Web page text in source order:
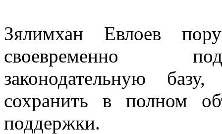
Зялимхан Евлоев
своевременно
законодательную
сохранить в полном
поддержки.